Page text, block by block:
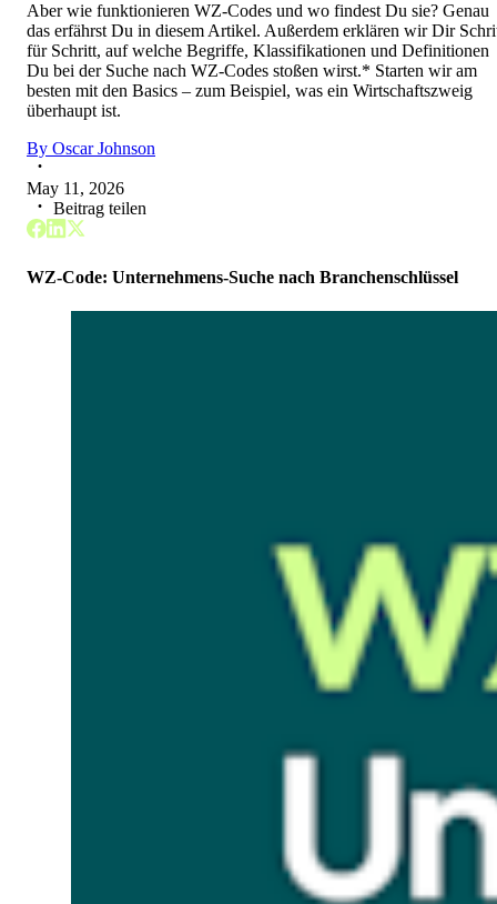
Aber wie funktionieren WZ-Codes und wo findest Du sie? Genau
das erfährst Du in diesem Artikel. Außerdem erklären wir Dir
für Schritt, auf welche Begriffe, Klassifikationen und Definitionen
Du bei der Suche nach WZ-Codes stoßen wirst.* Starten wir am
besten mit den Basics – zum Beispiel, was ein Wirtschaftszweig
überhaupt ist.
By Oscar Johnson
May 11, 2026
Beitrag teilen
WZ-Code: Unternehmens-Suche nach Branchenschlüssel